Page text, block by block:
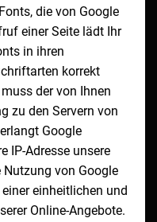
die von Google
einer Seite lädt Ihr
in ihren
korrekt
der von Ihnen
zu den Servern von
Google
IP-Adresse unsere
von Google
einheitlichen und
Online-Angebote.